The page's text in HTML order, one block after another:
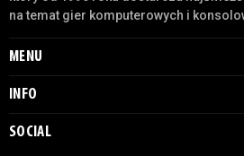
na temat gier komputerowych i
MENU
INFO
SOCIAL